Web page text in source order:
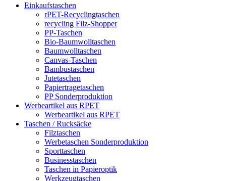
Einkaufstaschen
rPET-Recyclingtaschen
recycling Filz-Shopper
PP-Taschen
Bio-Baumwolltaschen
Baumwolltaschen
Canvas-Taschen
Bambustaschen
Jutetaschen
Papiertragetaschen
PP Sonderproduktion
Werbeartikel aus RPET
Werbeartikel aus RPET
Taschen / Rucksäcke
Filztaschen
Werbetaschen Sonderproduktion
Sporttaschen
Businesstaschen
Taschen in Papieroptik
Werkzeugtaschen